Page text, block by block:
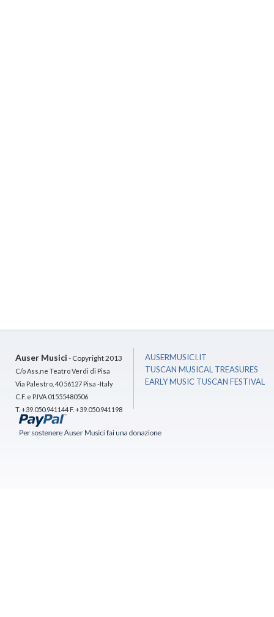
Auser Musici - Copyright 2013
C/o Ass.ne Teatro Verdi di Pisa
Via Palestro, 40 56127 Pisa -Italy
C.F. e P.IVA 01555480506
T. +39.050.941144 F. +39.050.941198
AUSERMUSICI.IT
TUSCAN MUSICAL TREASURES
EARLY MUSIC TUSCAN FESTIVAL